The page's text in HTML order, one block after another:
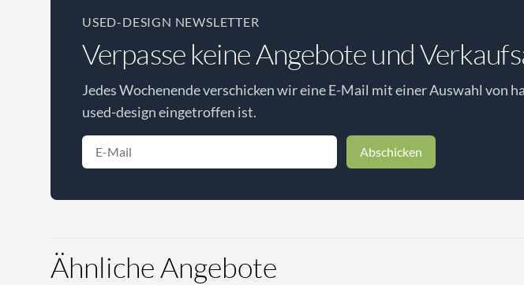
USED-DESIGN NEWSLETTER
Verpasse keine Angebote und
Jedes Wochenende verschicken wir eine E-Mail mit einer Auswahl von
used-design eingetroffen ist.
Abschicken
Ähnliche Angebote